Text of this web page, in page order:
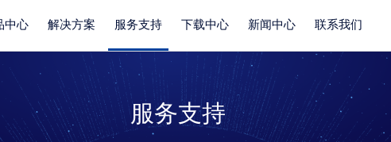
中心 解决方案 服务支持 下载中心 新闻中心 联系我们
服务支持